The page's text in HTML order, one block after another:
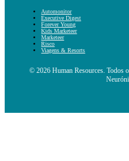
Automonitor
Executive Digest
Forever Young
Kids Marketeer
Marketeer
Risco
Viagens & Resorts
© 2026 Human Resources. Todos